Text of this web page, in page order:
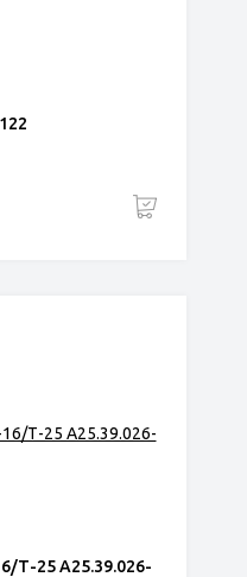
Т-25 А25.39.026-